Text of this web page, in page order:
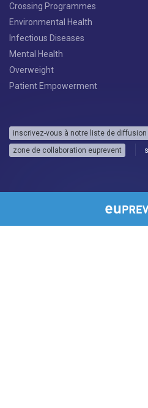
Crossing Programmes
Environmental Health
Infectious Diseases
Mental Health
Overweight
Patient Empowerment
inscrivez-vous à notre liste de diffusion
zone de collaboration euprevent